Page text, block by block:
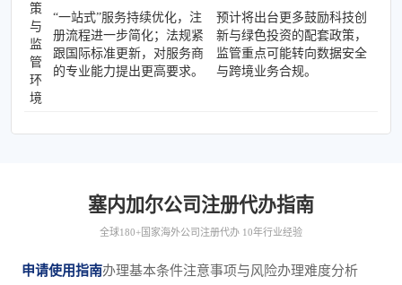
策
与
监
管
环
境
“一站式”服务持续优化，注
册流程进一步简化；法规紧
跟国际标准更新，对服务商
的专业能力提出更高要求。
预计将出台更多鼓励科技创
新与绿色投资的配套政策，
监管重点可能转向数据安全
与跨境业务合规。
塞内加尔公司注册代办指南
全球180+国家海外公司注册代办 10年行业经验
申请使用指南办理基本条件注意事项与风险办理难度分析